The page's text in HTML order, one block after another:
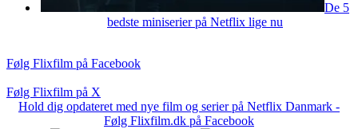
De 5
bedste miniserier på Netflix lige nu
Følg Flixfilm på Facebook
Følg Flixfilm på X
Hold dig opdateret med nye film og serier på Netflix Danmark -
Følg Flixfilm.dk på Facebook